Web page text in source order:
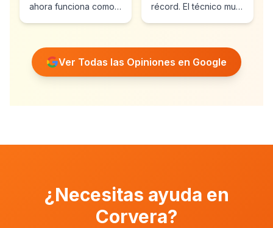
ahora funciona como
récord. El técnico muy
Ver Todas las Opiniones en Google
¿Necesitas ayuda en
Corvera?